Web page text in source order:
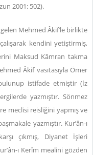
2001: 502).
Mehmed Âkif’le birlikte
kendini yetiştirmiş,
Maksud Kâmran takma
Âkif vasıtasıyla Ömer
istifade etmiştir (İz
yazmıştır. Sönmez
meclisi reisliğini yapmış ve
yazmıştır. Kur’ân-ı
çıkmış, Diyanet İşleri
ı Kerîm mealini gözden